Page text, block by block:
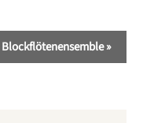
Blockflötenensemble»